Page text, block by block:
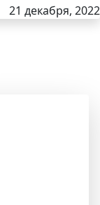
21 декабря, 2022